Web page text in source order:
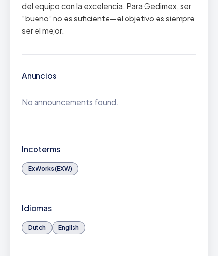
del equipo con la excelencia. Para Gedimex, ser
“bueno” no es suficiente—el objetivo es siempre
ser el mejor.
Anuncios
No announcements found.
Incoterms
Ex Works (EXW)
Idiomas
Dutch English